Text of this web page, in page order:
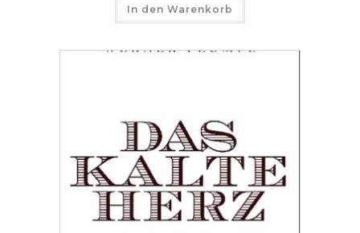
In den Warenkorb